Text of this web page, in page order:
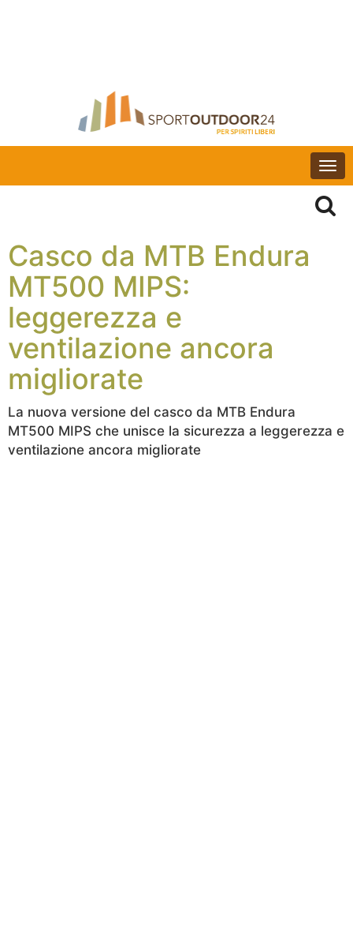
Casco da MTB Endura
MT500 MIPS:
leggerezza e
ventilazione ancora
migliorate
La nuova versione del casco da MTB Endura
MT500 MIPS che unisce la sicurezza a leggerezza e
ventilazione ancora migliorate